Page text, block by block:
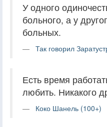
У одного
больного, а у
больных.
Так говорил
Есть время
любить. Никакого
Коко Шанель (100+)